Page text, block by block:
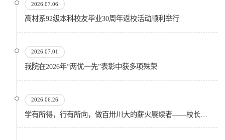
2026.07.06
高材系92级本科校友毕业30周年返校活动顺利举行
2026.07.01
我院在2026年“两优一先”表彰中获多项殊荣
2026.06.26